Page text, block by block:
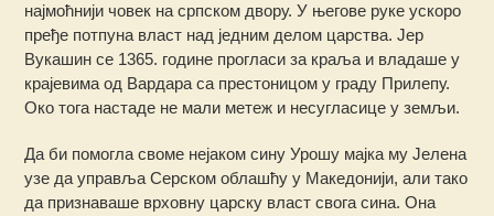
најмоћнији човек на српском двору. У његове руке ускоро
пређе потпуна власт над једним делом царства. Јер
Вукашин се 1365. године прогласи за краља и владаше у
крајевима од Вардара са престоницом у граду Прилепу.
Око тога настаде не мали метеж и несугласице у земљи.
Да би помогла своме нејаком сину Урошу мајка му Јелена
узе да управља Серском облашћу у Македонији, али тако
да признаваше врховну царску власт свога сина. Она